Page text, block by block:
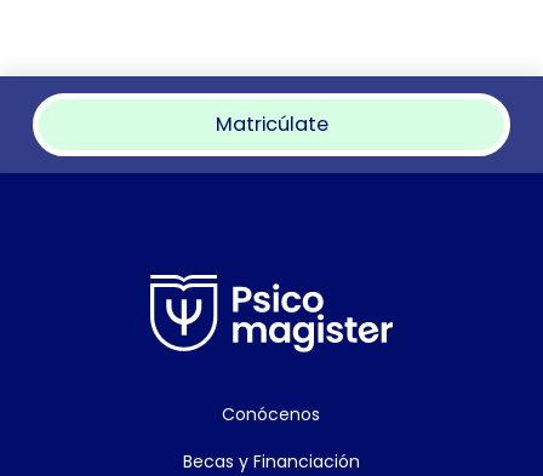
Matricúlate
Conócenos
Becas y Financiación